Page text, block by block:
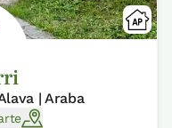
| Araba